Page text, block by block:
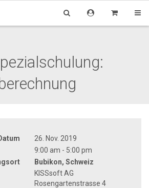
26. Nov. 2019
9:00 am - 5:00 pm
Bubikon, Schweiz
KISSsoft AG
Rosengartenstrasse 4